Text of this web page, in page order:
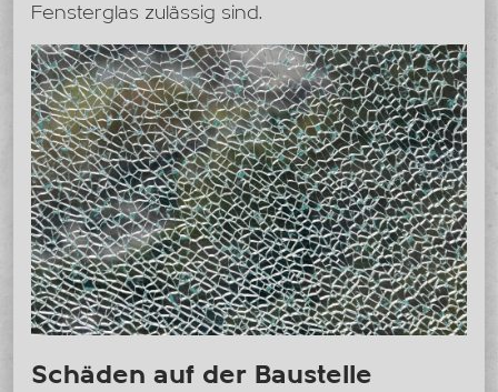
Fensterglas zulässig sind.
Schäden auf der Baustelle